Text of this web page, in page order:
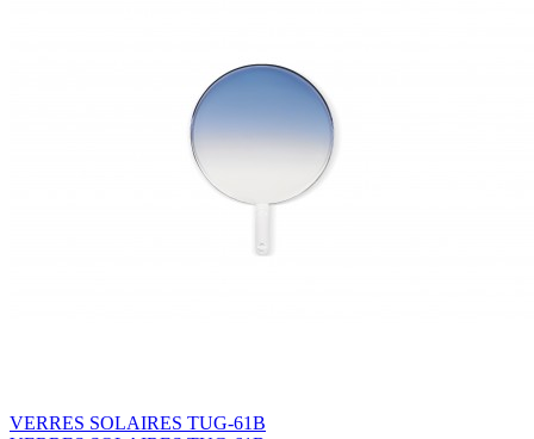
VERRES SOLAIRES TUG-61B